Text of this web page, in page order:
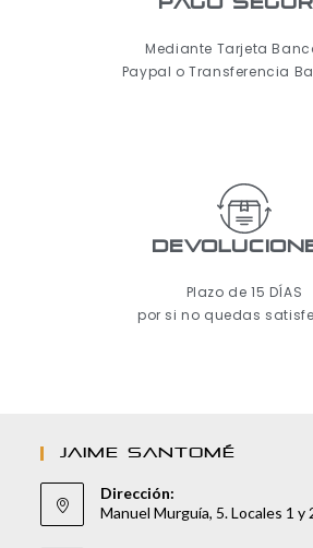
pago
Mediante Tarjeta
Paypal o Transferencia
Plazo de 15 DÍAS
por si no quedas
JAIME SANTOMÉ
Dirección:
Manuel Murguía, 5. Locales 1 y